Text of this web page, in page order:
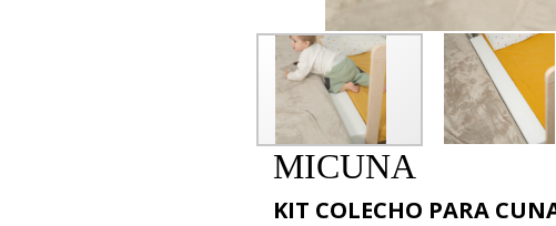
MICUNA
KIT COLECHO PARA